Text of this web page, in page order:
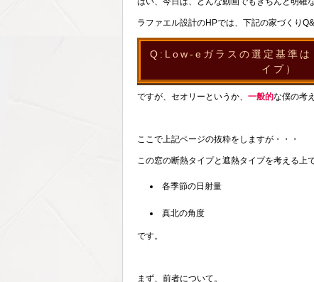
ラファエル設計のHPでは、下記の家づくり
Q:Low-eガラスの選定基準は
イプ）
ですが、セオリーというか、 一般的な僕の考
ここで上記ページの抜粋をしますが・・・
この窓の断熱タイプと遮熱タイプを考える上
各季節の日射量
真北の角度
です。
まず、前者について。